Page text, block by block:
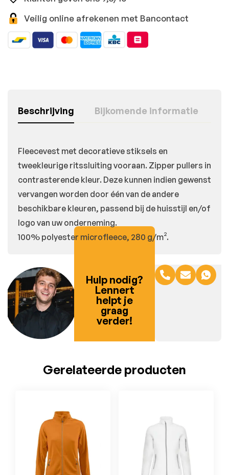
Veilig online afrekenen met Bancontact
Beschrijving Bijkomende informatie
Fleecevest met decoratieve stiksels en
tweekleurige ritssluiting vooraan. Zipper pullers in
contrasterende kleur. Deze kunnen indien gewenst
vervangen worden door één van de andere
beschikbare kleuren, passend bij de huisstijl en/of
logo van uw onderneming.
100% polyester microfleece, 280 g/m².
Hulp nodig?
Lennert
helpt je
graag
verder!
Gerelateerde producten